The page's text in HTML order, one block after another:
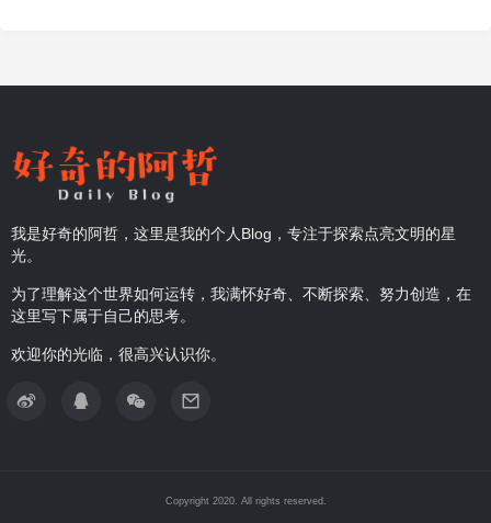
我是好奇的阿哲，这里是我的个人Blog，专注于探索点亮文明的星
光。
为了理解这个世界如何运转，我满怀好奇、不断探索、努力创造，在
这里写下属于自己的思考。
欢迎你的光临，很高兴认识你。
Copyright 2020. All rights reserved.